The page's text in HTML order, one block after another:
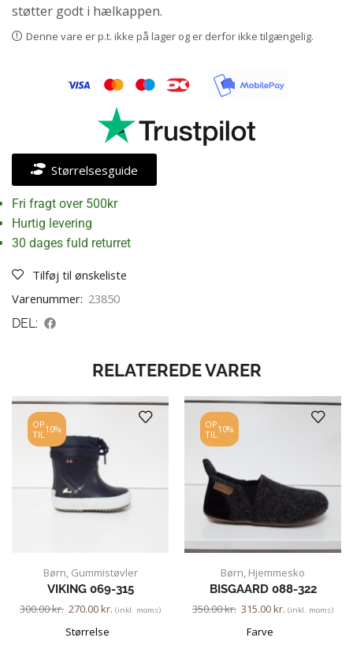
støtter godt i hælkappen.
Denne vare er p.t. ikke på lager og er derfor ikke tilgængelig.
Størrelsesguide
Fri fragt over 500kr
Hurtig levering
30 dages fuld returret
Tilføj til ønskeliste
Varenummer: 23850
DEL:
RELATEREDE VARER
OP
TIL 10%
Børn Gummistøvler
VIKING 069-315
300.00kr. 270.00kr. (inkl. moms)
Størrelse
OP
TIL 10%
Børn Hjemmesko
BISGAARD 088-322
350.00kr. 315.00kr. (inkl. moms)
Farve